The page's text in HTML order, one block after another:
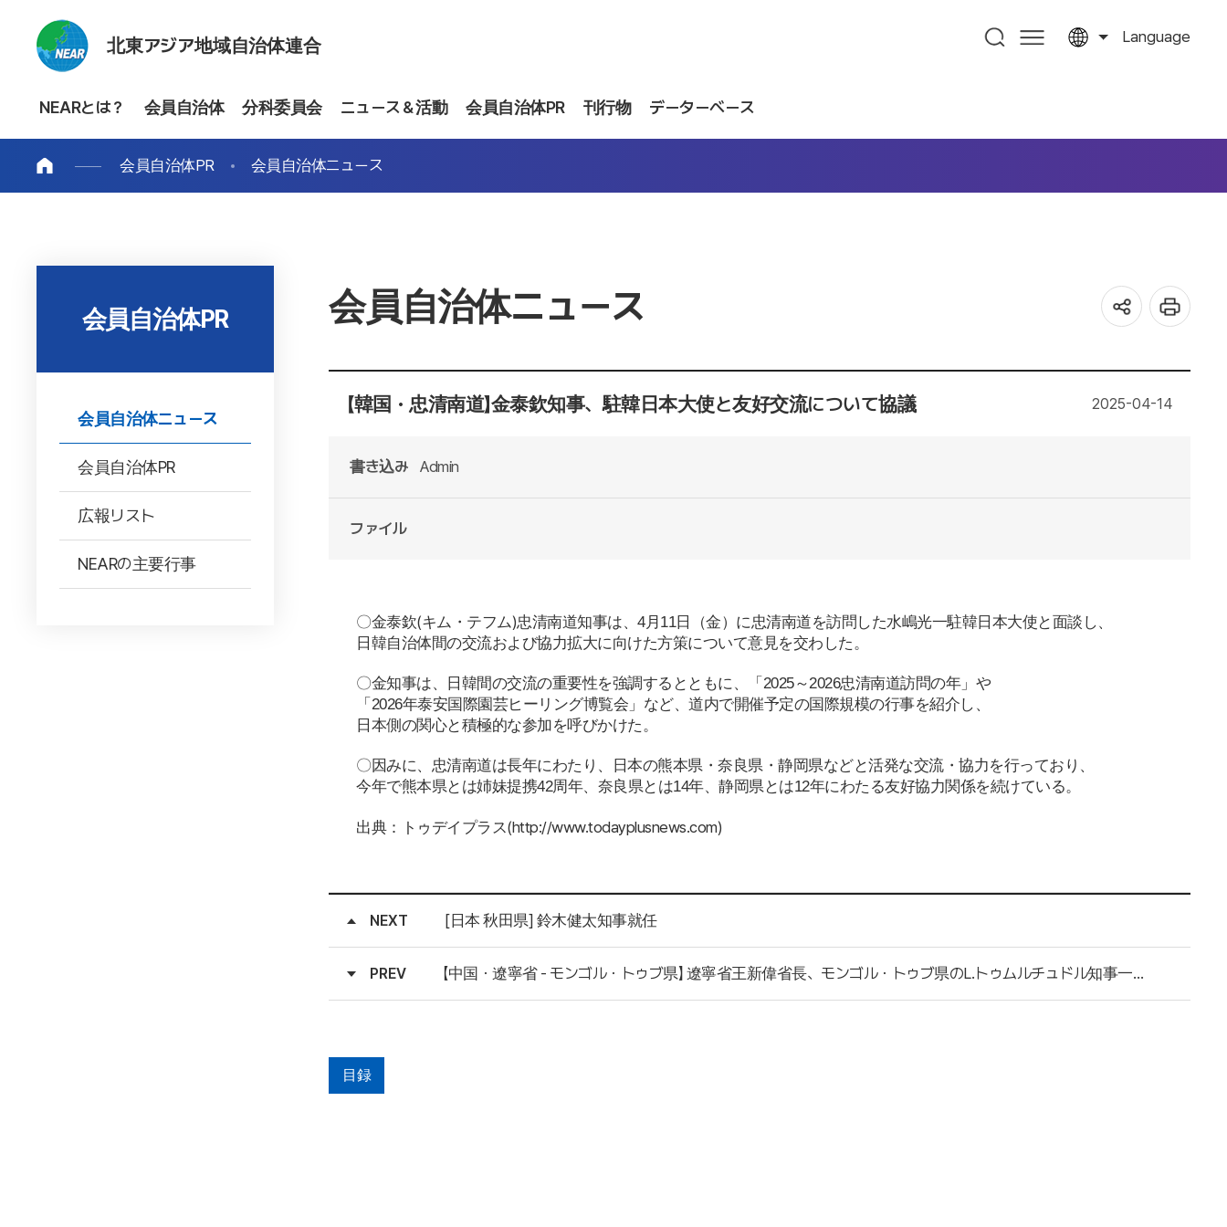
北東アジア地域自治体連合 Language
NEARとは？ 会員自治体 分科委員会 ニュース＆活動 会員自治体PR 刊行物 データーベース
会員自治体PR 会員自治体ニュース
会員自治体PR
会員自治体ニュース
会員自治体PR
広報リスト
NEARの主要行事
会員自治体ニュース
【韓国・忠清南道】金泰欽知事、駐韓日本大使と友好交流について協議 2025-04-14
書き込み Admin
ファイル
〇金泰欽(キム ・ テフム)忠清南道知事は、 4月 11日（金）に忠清南道を訪問した水嶋光一駐韓日本大使と面談 し、
日韓自治体間の交流および協力拡大に向けた方策について意見を交わした。
〇金知事は、日韓間の交流の重要性を強調するとともに、「 2025～2026忠清南道訪問の年」や
「 2026年泰安国 際園芸ヒ ー リング博覧会 」など、道内で開催予定の国 際規模の行事を紹介し、
日本側の関心と積極的な参加を呼びかけた。
〇因みに、忠清南道は長年にわたり、日本の熊本県・ 奈良県・静岡県などと活発な交流・ 協力を行っており、
今年で熊本県とは姉妹提携42周年、奈良県とは14年、 静岡県とは12年にわたる友好協力関係を続けている。
出典：トゥデイプラス(http://www.todayplusnews.com)
NEXT [日本 秋田県] 鈴木健太知事就任
PREV 【中国・遼寧省 - モンゴル・トゥブ県】 遼寧省王新偉省長、モンゴル・トゥブ県のL.トゥムルチュドル知事一行と会見
目録